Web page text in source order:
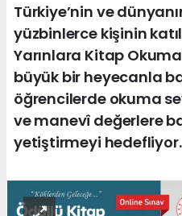
Türkiye’nin ve
yüzbinlerce kişinin
Yarınlara Kitap Okuma
büyük bir heyecanla
öğrencilerde okuma
ve manevî değerlere
yetiştirmeyi hedefliyor.